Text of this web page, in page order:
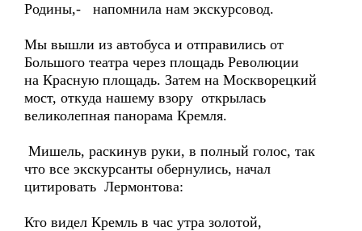
Родины,- напомнила нам экскурсовод.
Мы вышли из автобуса и отправились от
Большого театра через площадь Революции
на Красную площадь. Затем на Москворецкий
мост, откуда нашему взору открылась
великолепная панорама Кремля.
Мишель, раскинув руки, в полный голос, так
что все экскурсанты обернулись, начал
цитировать Лермонтова:
Кто видел Кремль в час утра золотой,